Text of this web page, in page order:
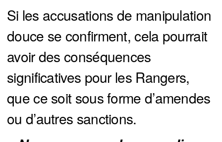
Si les accusations de manipulation
douce se confirment, cela pourrait
avoir des conséquences
significatives pour les Rangers,
que ce soit sous forme d’amendes
ou d’autres sanctions.